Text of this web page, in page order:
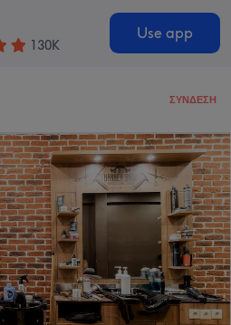
130K
Use app
ΣΎΝΔΕΣΗ